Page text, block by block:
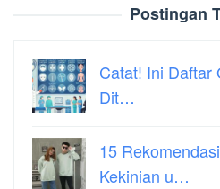
Postingan
Catat! Ini Daftar
Dit…
15
Kekinian u…